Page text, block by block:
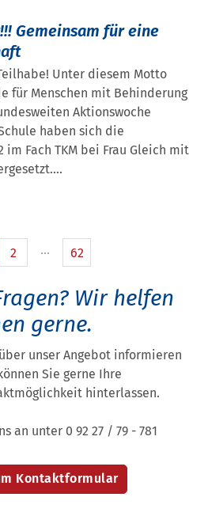
Gemeinsam für eine
Unter diesem Motto
für Menschen mit Behinderung
Aktionswoche
haben sich die
Fach TKM bei Frau Gleich mit
2 62
Wir helfen
gerne.
unser Angebot informieren
Sie gerne Ihre
hinterlassen.
an unter 0 92 27 / 79 - 781